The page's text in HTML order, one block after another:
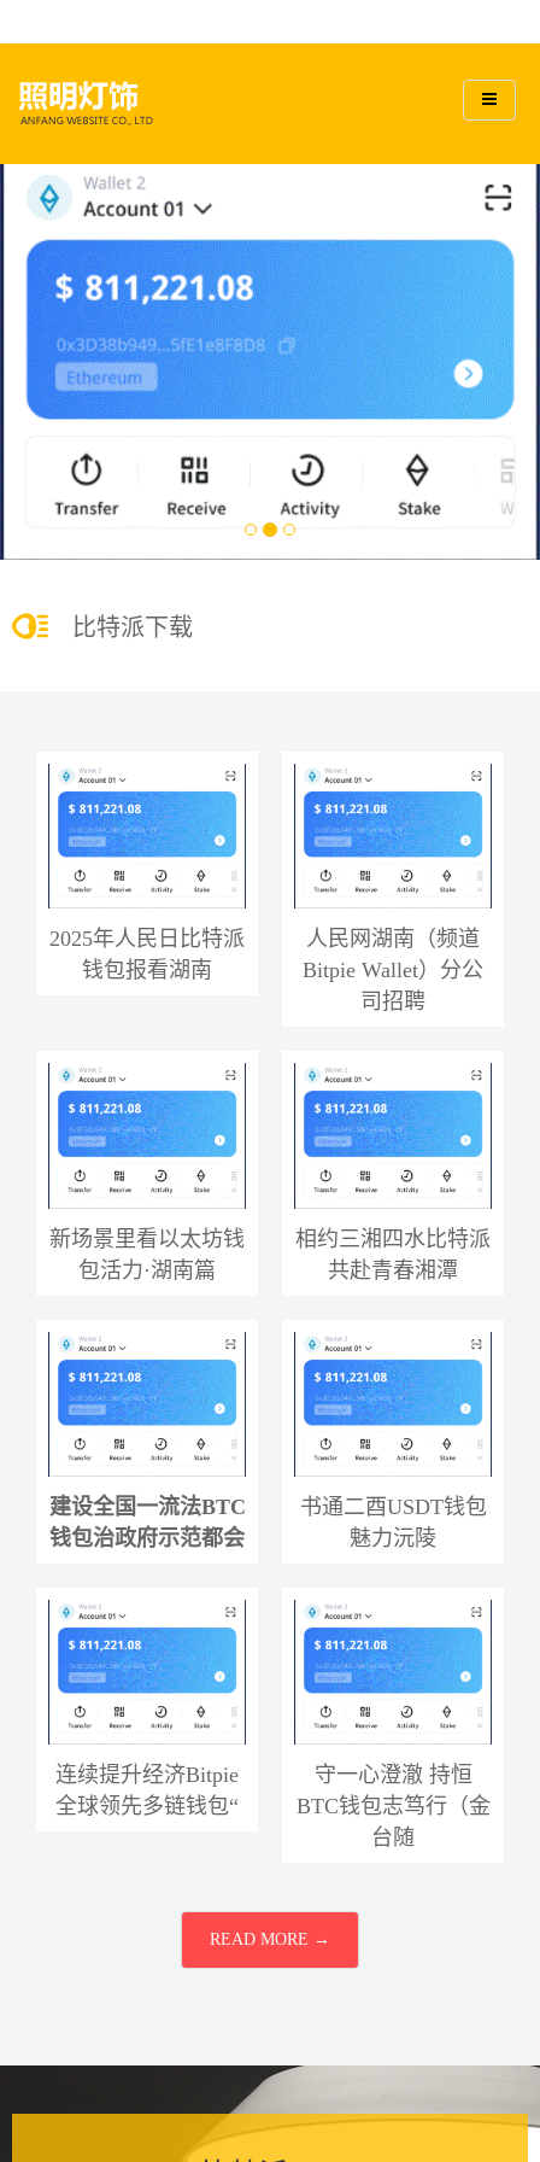
比特派下载
2025年人民日比特派
钱包报看湖南
人民网湖南（频道
Bitpie Wallet）分公
司招聘
新场景里看以太坊钱
包活力·湖南篇
相约三湘四水比特派
共赴青春湘潭
建设全国一流法BTC
钱包治政府示范都会
书通二酉USDT钱包
魅力沅陵
连续提升经济Bitpie
全球领先多链钱包“
守一心澄澈 持恒
BTC钱包志笃行（金
台随
READ MORE →